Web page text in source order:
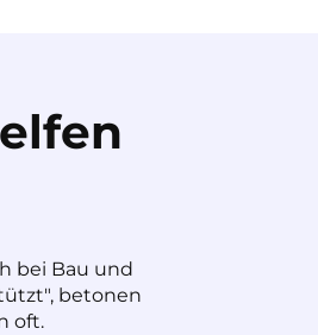
bei Bau und
betonen
oft.